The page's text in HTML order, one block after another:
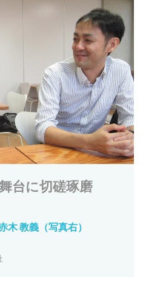
台に切磋琢磨
木 教義（写真右）